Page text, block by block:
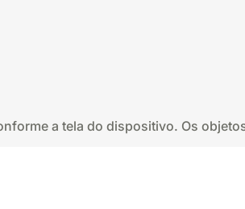
a tela do dispositivo. Os